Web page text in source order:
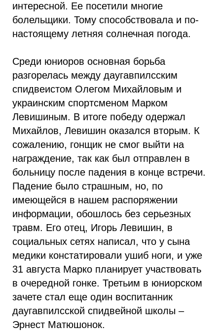
интересной. Ее посетили многие
болельщики. Тому способствовала и по-
настоящему летняя солнечная погода.
Среди юниоров основная борьба
разгорелась между даугавпилсским
спидвеистом Олегом Михайловым и
украинским спортсменом Марком
Левишиным. В итоге победу одержал
Михайлов, Левишин оказался вторым. К
сожалению, гонщик не смог выйти на
награждение, так как был отправлен в
больницу после падения в конце встречи.
Падение было страшным, но, по
имеющейся в нашем распоряжении
информации, обошлось без серьезных
травм. Его отец, Игорь Левишин, в
социальных сетях написал, что у сына
медики констатировали ушиб ноги, и уже
31 августа Марко планирует участвовать
в очередной гонке. Третьим в юниорском
зачете стал еще один воспитанник
даугавпилсской спидвейной школы –
Эрнест Матюшонок.